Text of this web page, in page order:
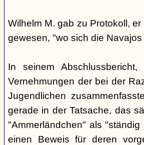
Wilhelm M. gab zu Protokoll,
gewesen, "wo sich die
In seinem
Vernehmungen der bei der
Jugendlichen
gerade in der Tatsache, das
"Ammerländchen" als
einen Beweis für deren